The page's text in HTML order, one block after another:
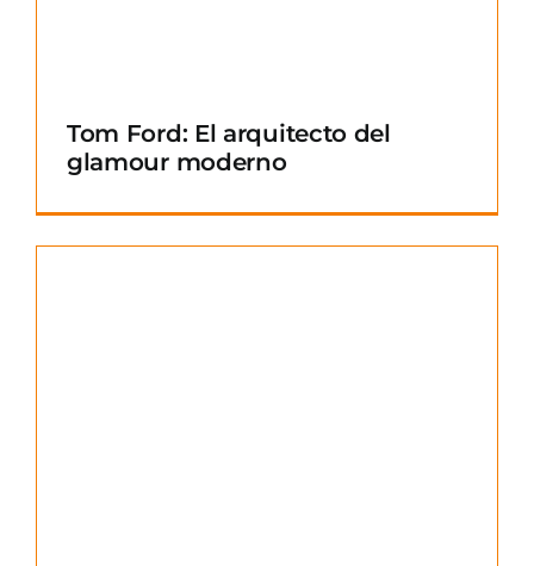
Tom Ford: El arquitecto del
glamour moderno